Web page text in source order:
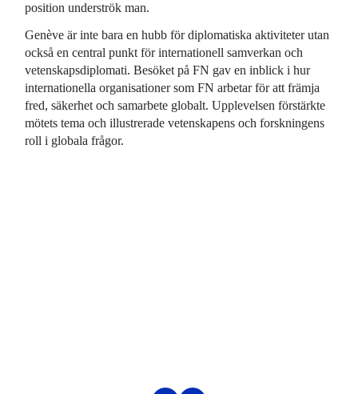
position underströk man.
Genève är inte bara en hubb för diplomatiska aktiviteter utan
också en central punkt för internationell samverkan och
vetenskapsdiplomati. Besöket på FN gav en inblick i hur
internationella organisationer som FN arbetar för att främja
fred, säkerhet och samarbete globalt. Upplevelsen förstärkte
mötets tema och illustrerade vetenskapens och forskningens
roll i globala frågor.